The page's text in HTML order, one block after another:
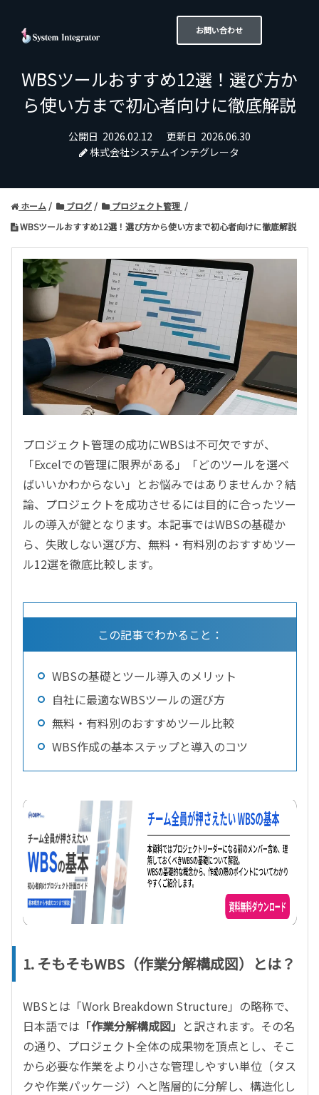
お問い合わせ
WBSツールおすすめ12選！選び方か
ら使い方まで初心者向けに徹底解説
公開日 2026.02.12 更新日 2026.06.30
株式会社システムインテグレータ
ホーム ブログ
プロジェクト管理
WBSツールおすすめ12選！選び方から使い方まで初心者向けに徹底解説
プロジェクト管理の成功にWBSは不可欠ですが、
「Excelでの管理に限界がある」「どのツールを選べ
ばいいかわからない」とお悩みではありませんか？結
論、プロジェクトを成功させるには目的に合ったツー
ルの導入が鍵となります。本記事ではWBSの基礎か
ら、失敗しない選び方、無料・有料別のおすすめツー
ル12選を徹底比較します。
この記事でわかること：
WBSの基礎とツール導入のメリット
自社に最適なWBSツールの選び方
無料・有料別のおすすめツール比較
WBS作成の基本ステップと導入のコツ
1. そもそもWBS（作業分解構成図）とは？
WBSとは「Work Breakdown Structure」の略称で、
日本語では 「作業分解構成図」 と訳されます。その名
の通り、プロジェクト全体の成果物を頂点とし、そこ
から必要な作業をより小さな管理しやすい単位（タス
クや作業パッケージ）へと階層的に分解し、構造化し